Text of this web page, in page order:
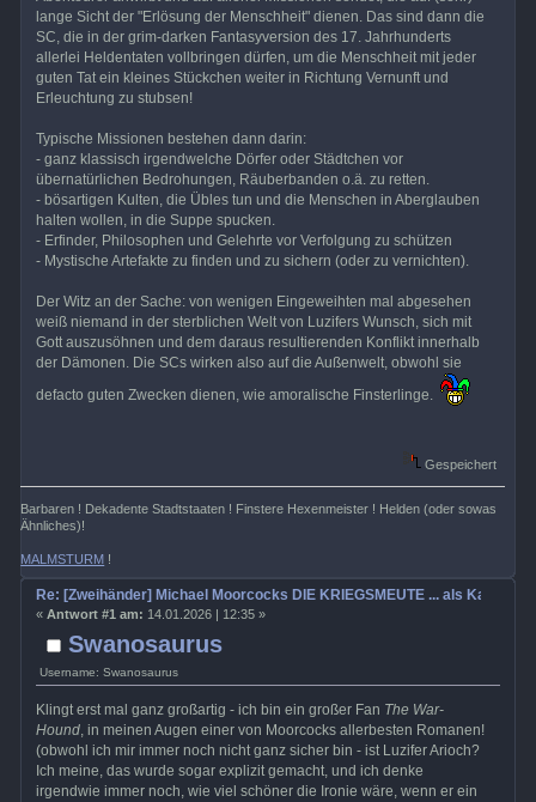
lange Sicht der "Erlösung der Menschheit" dienen. Das sind dann die
SC, die in der grim-darken Fantasyversion des 17. Jahrhunderts
allerlei Heldentaten vollbringen dürfen, um die Menschheit mit jeder
guten Tat ein kleines Stückchen weiter in Richtung Vernunft und
Erleuchtung zu stubsen!
Typische Missionen bestehen dann darin:
- ganz klassisch irgendwelche Dörfer oder Städtchen vor
übernatürlichen Bedrohungen, Räuberbanden o.ä. zu retten.
- bösartigen Kulten, die Übles tun und die Menschen in Aberglauben
halten wollen, in die Suppe spucken.
- Erfinder, Philosophen und Gelehrte vor Verfolgung zu schützen
- Mystische Artefakte zu finden und zu sichern (oder zu vernichten).
Der Witz an der Sache: von wenigen Eingeweihten mal abgesehen
weiß niemand in der sterblichen Welt von Luzifers Wunsch, sich mit
Gott auszusöhnen und dem daraus resultierenden Konflikt innerhalb
der Dämonen. Die SCs wirken also auf die Außenwelt, obwohl sie
defacto guten Zwecken dienen, wie amoralische Finsterlinge.
Gespeichert
Barbaren ! Dekadente Stadtstaaten ! Finstere Hexenmeister ! Helden (oder sowas
Ähnliches)!
MALMSTURM !
Swanosaurus
Username: Swanosaurus
Re: [Zweihänder] Michael Moorcocks DIE KRIEGSMEUTE ... als
« Antwort #1 am: 14.01.2026 | 12:35 »
Klingt erst mal ganz großartig - ich bin ein großer Fan The War-
Hound, in meinen Augen einer von Moorcocks allerbesten Romanen!
(obwohl ich mir immer noch nicht ganz sicher bin - ist Luzifer Arioch?
Ich meine, das wurde sogar explizit gemacht, und ich denke
irgendwie immer noch, wie viel schöner die Ironie wäre, wenn er ein